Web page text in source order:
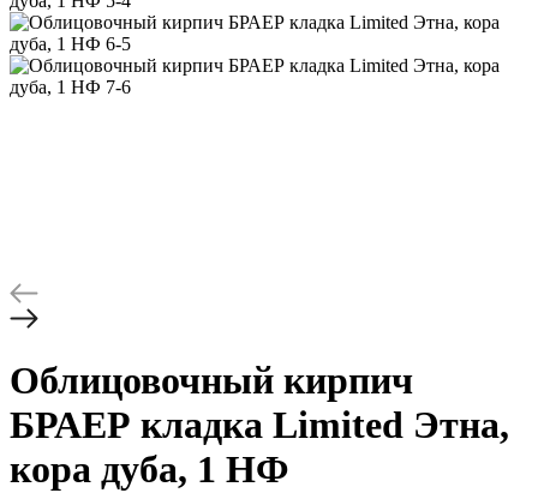
Облицовочный кирпич
БРАЕР кладка Limited Этна,
кора дуба, 1 НФ